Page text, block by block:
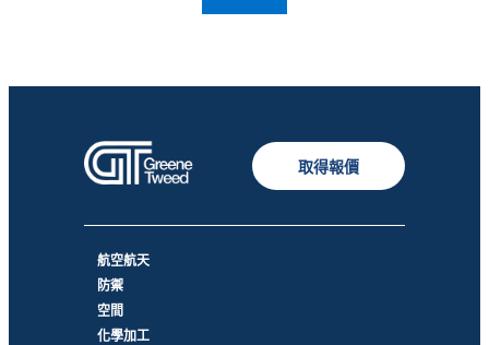
取得報價
航空航天
防禦
空間
化學加工